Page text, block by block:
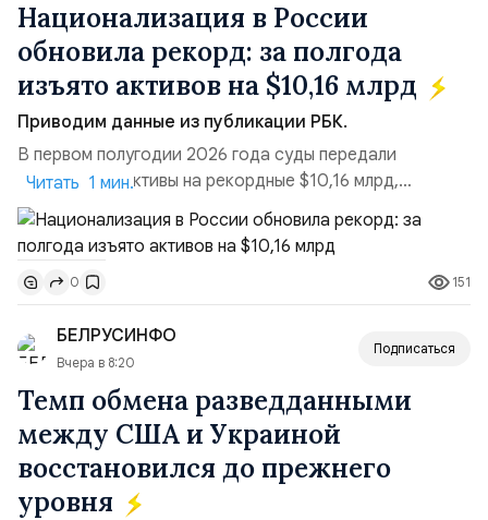
Национализация в России
обновила рекорд: за полгода
изъято активов на $10,16 млрд
Приводим данные из публикации РБК.
В первом полугодии 2026 года суды передали
государству активы на рекордные $10,16 млрд,
подсчитали аналитики AK&M. Это в 2,5 раза больше,
чем за аналогичный период 2025 года ($3,95 млрд).
Всего зафиксировано 15 национализационных
транзакций, которые обеспечили 42,2% денежного
объёма всего российского рынка слияний и
поглощений. Крупнейшей ...
Читать 1 мин.
0 151
БЕЛРУСИНФО
Вчера в 8:20
Подписаться
Темп обмена разведданными
между США и Украиной
восстановился до прежнего
уровня